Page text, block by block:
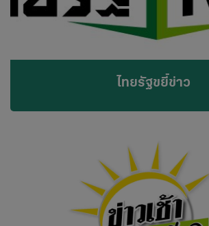
ไทยรัฐขยี้ข่าว